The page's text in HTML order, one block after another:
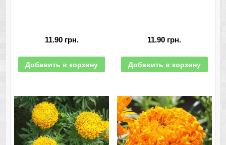
11.90 грн.
Добавить в корзину
11.90 грн.
Добавить в корзину